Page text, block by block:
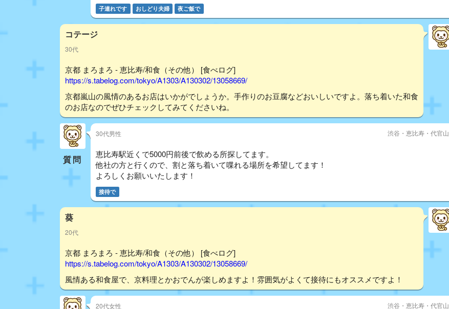
子連れです おしどり夫婦 夜ご飯で
コテージ
30代
京都 まろまろ - 恵比寿/和食（その他） [食べログ]
https://s.tabelog.com/tokyo/A1303/A130302/13058669/
京都嵐山の風情のあるお店はいかがでしょうか。手作りのお豆腐などおいしいですよ。落ち着いた和食
のお店なのでぜひチェックしてみてくださいね。
質問
30代男性 渋谷・恵比寿・代官山
恵比寿駅近くで5000円前後で飲める所探してます。
他社の方と行くので、割と落ち着いて喋れる場所を希望してます！
よろしくお願いいたします！
接待で
葵
20代
京都 まろまろ - 恵比寿/和食（その他） [食べログ]
https://s.tabelog.com/tokyo/A1303/A130302/13058669/
風情ある和食屋で、京料理とかおでんが楽しめますよ！雰囲気がよくて接待にもオススメですよ！
20代女性 渋谷・恵比寿・代官山